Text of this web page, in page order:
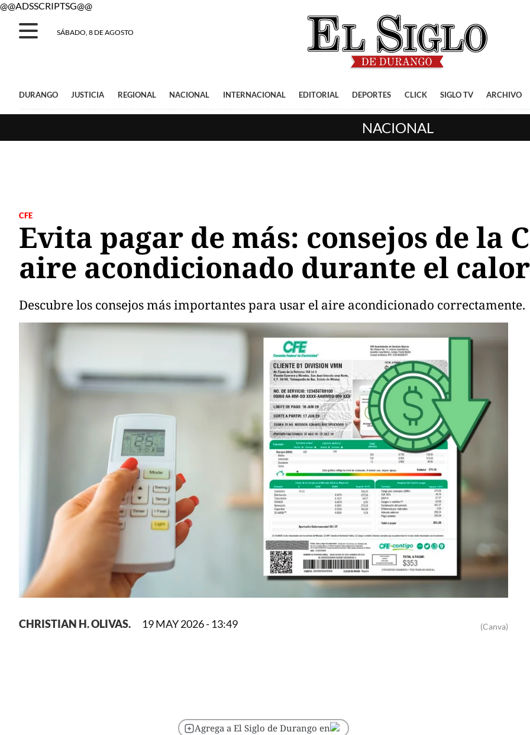
@@ADSSCRIPTSG@@
SÁBADO, 8 DE AGOSTO
DURANGO JUSTICIA REGIONAL NACIONAL INTERNACIONAL EDITORIAL DEPORTES CLICK SIGLO TV ARCHIVO
NACIONAL
CFE
Evita pagar de más: consejos de la
aire acondicionado durante el calor
Descubre los consejos más importantes para usar el aire acondicionado correctamente.
(Canva)
CHRISTIAN H. OLIVAS. 19 MAY 2026 - 13:49
Agrega a El Siglo de Durango en